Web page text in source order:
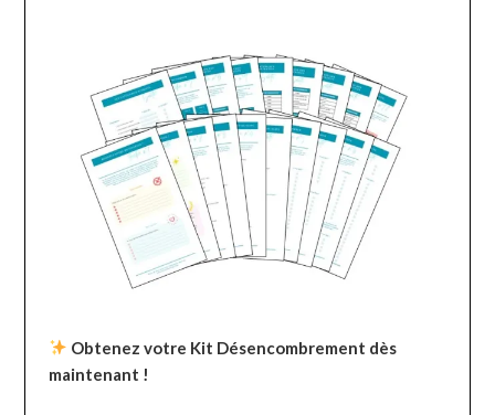
Obtenez votre Kit Désencombrement dès
maintenant !